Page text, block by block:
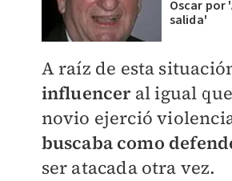
Oscar por
salida'
A raíz de esta
influenceral igual
novio ejerció
buscaba como
ser atacada otra vez.